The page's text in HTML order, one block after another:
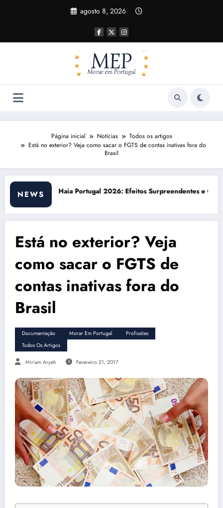
agosto 8, 2026
Página inicial Notícias
Todos os artigos
Está no exterior? Veja como sacar o FGTS de contas inativas fora do
Brasil
NEWS
Efeitos Surpreendentes e OportunidadesCusto de vida em Portugal 2026:
Está no exterior? Veja
como sacar o FGTS de
contas inativas fora do
Brasil
Documentação Morar Em Portugal
Profissões
Todos Os Artigos
Miriam Aryeh Fevereiro 21, 2017